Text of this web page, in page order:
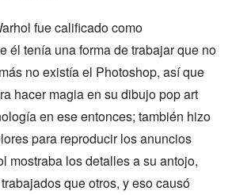
fue calificado como
él tenía una forma de trabajar que no
no existía el Photoshop, así que
hacer magia en su dibujo pop art
en ese entonces; también hizo
para reproducir los anuncios
mostraba los detalles a su antojo,
que otros, y eso causó